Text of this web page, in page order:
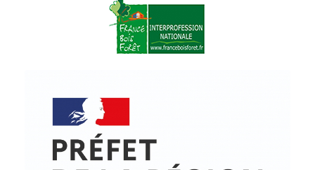
© Copyright - ProfessionsBois | Conception et réalisation :
Actualités
Mentions légales
Politique de confidentialité